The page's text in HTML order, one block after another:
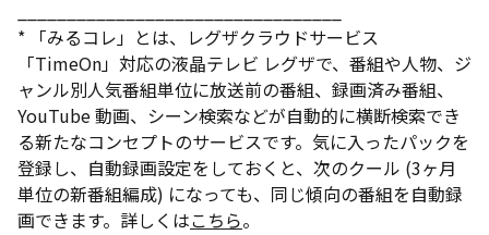
* 「みるコレ」とは、レグザクラウドサービス
「TimeOn」対応の液晶テレビ レグザで、番組や人物、ジ
ャンル別人気番組単位に放送前の番組、録画済み番組、
YouTube 動画、シーン検索などが自動的に横断検索でき
る新たなコンセプトのサービスです。気に入ったパックを
登録し、自動録画設定をしておくと、次のクール (3ヶ月
単位の新番組編成) になっても、同じ傾向の番組を自動録
画できます。詳しくはこちら。